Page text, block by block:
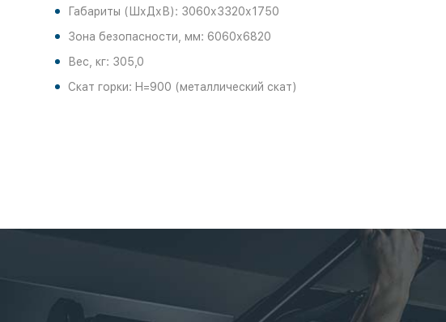
Габариты (ШхДхВ): 3060х3320х1750
Зона безопасности, мм: 6060х6820
Вес, кг: 305,0
Скат горки: H=900 (металлический скат)